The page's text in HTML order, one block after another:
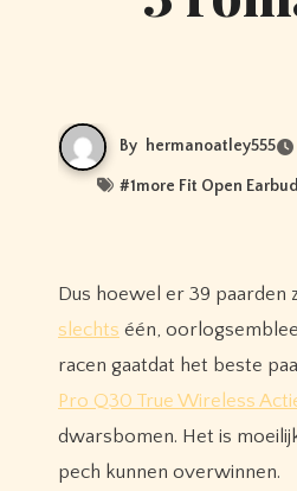
By hermanoatley555
#1more Fit Open
Dus hoewel er 39
slechts één,
racen gaatdat het beste
Pro Q30 True Wireless
dwarsbomen. Het is
pech kunnen overwinnen.